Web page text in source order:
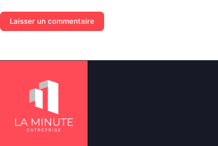
Laisser un commentaire